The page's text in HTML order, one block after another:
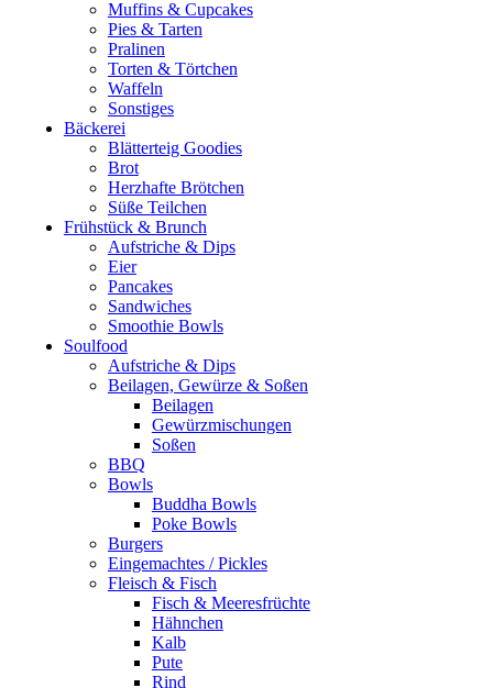
Muffins & Cupcakes
Pies & Tarten
Pralinen
Torten & Törtchen
Waffeln
Sonstiges
Bäckerei
Blätterteig Goodies
Brot
Herzhafte Brötchen
Süße Teilchen
Frühstück & Brunch
Aufstriche & Dips
Eier
Pancakes
Sandwiches
Smoothie Bowls
Soulfood
Aufstriche & Dips
Beilagen, Gewürze & Soßen
Beilagen
Gewürzmischungen
Soßen
BBQ
Bowls
Buddha Bowls
Poke Bowls
Burgers
Eingemachtes / Pickles
Fleisch & Fisch
Fisch & Meeresfrüchte
Hähnchen
Kalb
Pute
Rind